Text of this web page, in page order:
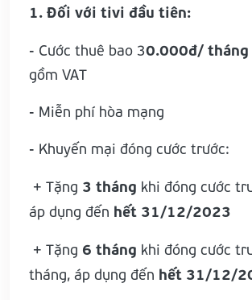
1. Đối với tivi đầu tiên:
- Cước thuê bao 30.000đ/ tháng
gồm VAT
- Miễn phí hòa mạng
- Khuyến mại đóng cước trước:
+ Tặng 3 tháng khi đóng cước
áp dụng đến hết 31/12/2023
+ Tặng 6 tháng khi đóng cước
tháng, áp dụng đến hết 31/12/